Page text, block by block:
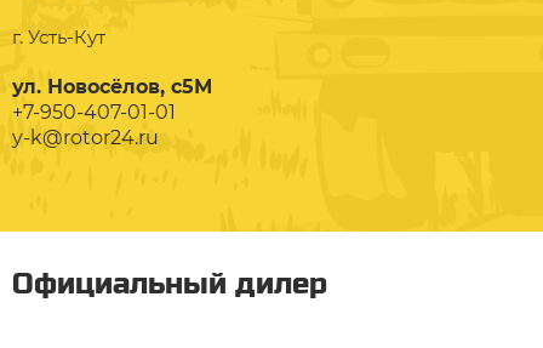
г. Усть-Кут
ул. Новосёлов, с5М
+7-950-407-01-01
y-k@rotor24.ru
Официальный дилер